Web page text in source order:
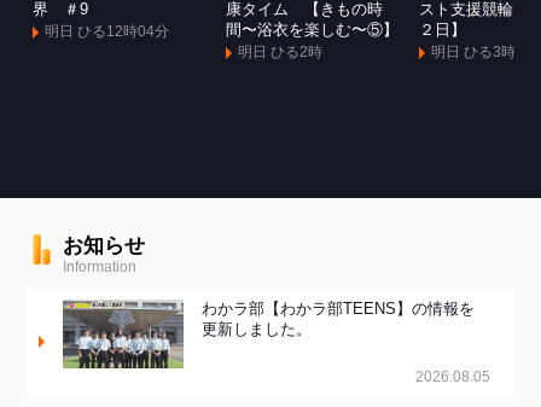
界 ＃9
明日 ひる12時04分
康タイム 【きもの時
間〜浴衣を楽しむ〜⑤】
明日 ひる2時
スト支援競輪
２日】
明日 ひる3時
お知らせ
Information
わかラ部【わかラ部TEENS】の情報を
更新しました。
2026.08.05